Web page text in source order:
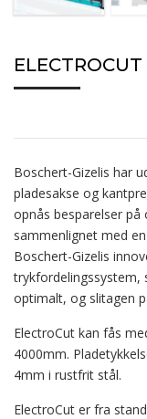
ELECTROCUT
Boschert-Gizelis har
pladesakse og
opnås besparelser
sammenlignet med
Boschert-Gizelis
optimalt, og slitagen
ElectroCut kan fås
4000mm.
4mm i rustfrit stål.
ElectroCut er fra